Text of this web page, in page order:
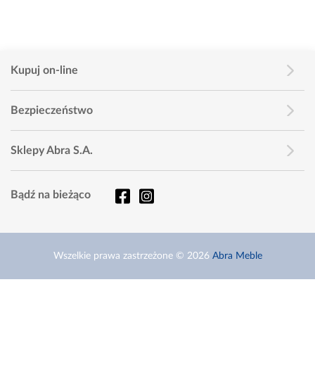
Kupuj on-line
Bezpieczeństwo
Sklepy Abra S.A.
Bądź na bieżąco
Wszelkie prawa zastrzeżone © 2026 Abra Meble